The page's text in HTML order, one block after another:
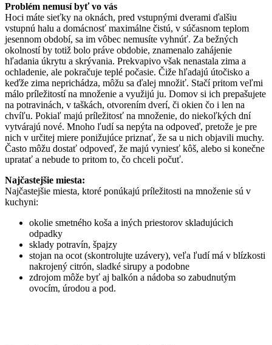
Problém nemusí byť vo vás
Hoci máte sieťky na oknách, pred vstupnými dverami ďalšiu
vstupnú halu a domácnosť maximálne čistú, v súčasnom teplom
jesennom období, sa im vôbec nemusíte vyhnúť. Za bežných
okolností by totiž bolo práve obdobie, znamenalo zahájenie
hľadania úkrytu a skrývania. Prekvapivo však nenastala zima a
ochladenie, ale pokračuje teplé počasie. Čiže hľadajú útočisko a
keďže zima neprichádza, môžu sa ďalej množiť. Stačí pritom veľmi
málo príležitostí na množenie a využijú ju. Domov si ich prepašujete
na potravinách, v taškách, otvorením dverí, či okien čo i len na
chvíľu. Pokiaľ majú príležitosť na množenie, do niekoľkých dní
vytvárajú nové. Mnoho ľudí sa nepýta na odpoveď, pretože je pre
nich v určitej miere ponižujúce priznať, že sa u nich objavili muchy.
Často môžu dostať odpoveď, že majú vyniesť kôš, alebo si konečne
upratať a nebude to pritom to, čo chceli počuť.
Najčastejšie miesta:
Najčastejšie miesta, ktoré ponúkajú príležitosti na množenie sú v
kuchyni:
okolie smetného koša a iných priestorov skladujúcich
odpadky
sklady potravín, špajzy
stojan na ocot (skontrolujte uzávery), veľa ľudí má v blízkosti
nakrojený citrón, sladké sirupy a podobne
zdrojom môže byť aj balkón a nádoba so zabudnutým
ovocím, úrodou a pod.